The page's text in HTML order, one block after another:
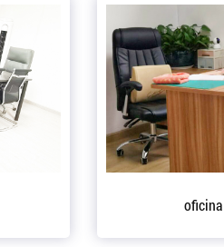
de producción